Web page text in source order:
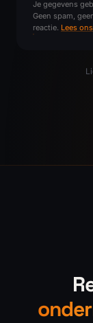
Je gegevens
Geen spam,
reactie. Lees